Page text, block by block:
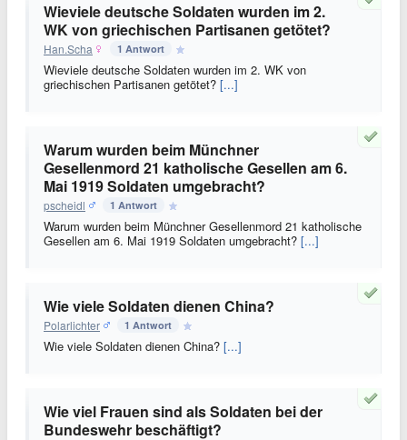
Wieviele deutsche Soldaten wurden im 2.
WK von griechischen Partisanen getötet?
Han.Scha 1 Antwort
Wieviele deutsche Soldaten wurden im 2. WK von
griechischen Partisanen getötet? [...]
Warum wurden beim Münchner
Gesellenmord 21 katholische Gesellen am 6.
Mai 1919 Soldaten umgebracht?
pscheidl 1 Antwort
Warum wurden beim Münchner Gesellenmord 21 katholische
Gesellen am 6. Mai 1919 Soldaten umgebracht? [...]
Wie viele Soldaten dienen China?
Polarlichter 1 Antwort
Wie viele Soldaten dienen China? [...]
Wie viel Frauen sind als Soldaten bei der
Bundeswehr beschäftigt?